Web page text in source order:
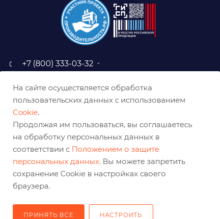
+7 (800) 333-03-32
baz@belabraziv.ru
308009, Россия, г. Белгород,
На сайте осуществляется обработка
пользовательских данных с использованием
Cookie.
Продолжая им пользоваться, вы соглашаетесь
на обработку персональных данных в
соответствии с Положением о защите
персональных данных. Вы можете запретить
сохранение Cookie в настройках своего
браузера.
ПРИНЯТЬ ВСЕ НАСТРОИТЬ